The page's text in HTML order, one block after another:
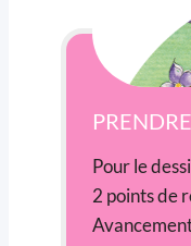
Pour le
2 points de